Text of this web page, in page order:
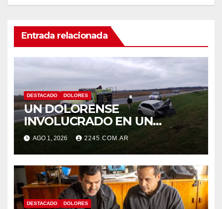
Entrada relacionada
DESTACADO DOLORES
UN DOLORENSE
INVOLUCRADO EN UN
SINIESTRO QUE TERMINÓ
CON DESPISTE Y VUELCO
AGO 1, 2026 2245.COM.AR
DESTACADO DOLORES